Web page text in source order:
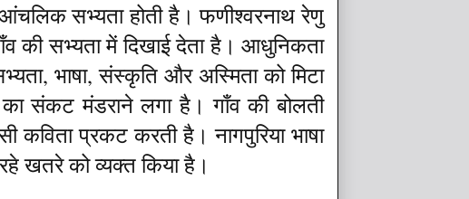
सभ्यता होती है। फणीश्वरनाथ रेणु
सभ्यता में दिखाई देता है। आधुनिकता
भाषा, संस्कृति और अस्मिता को मिटा
का संकट मंडराने लगा है। गाँव की बोलती
प्रकट करती है। नागपुरिया भाषा
खतरे को व्यक्त किया है।